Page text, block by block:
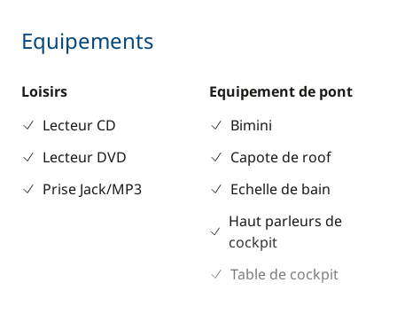
Equipements
Loisirs
Lecteur CD
Lecteur DVD
Prise Jack/MP3
Equipement de pont
Bimini
Capote de roof
Echelle de bain
Haut parleurs de
cockpit
Table de cockpit